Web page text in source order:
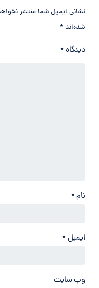
نشانی ایمیل شما منتشر
شده‌اند *
دیدگاه*
نام*
ایمیل*
وب‌ سایت